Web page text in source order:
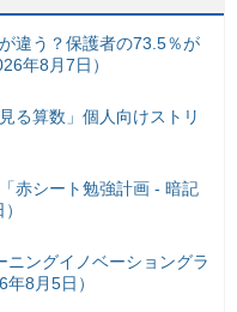
違う？保護者の73.5％が
年8月7日）
る算数」個人向けストリ
赤シート勉強計画 - 暗記
ングイノベーショングラ
8月5日）